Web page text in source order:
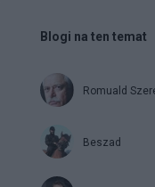
Blogi na ten temat
Romuald
Beszad